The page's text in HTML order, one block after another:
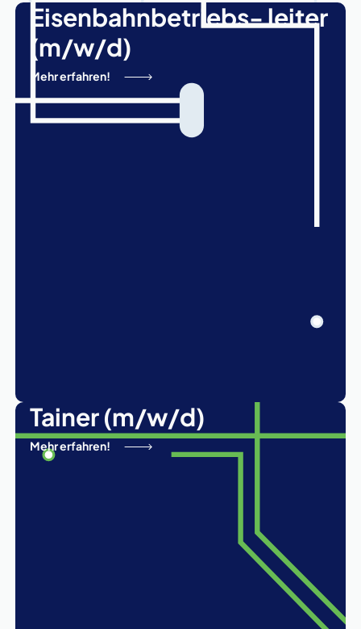
Eisenbahnbetriebs- leiter
(m/w/d)
Mehr erfahren!
Tainer (m/w/d)
Mehr erfahren!